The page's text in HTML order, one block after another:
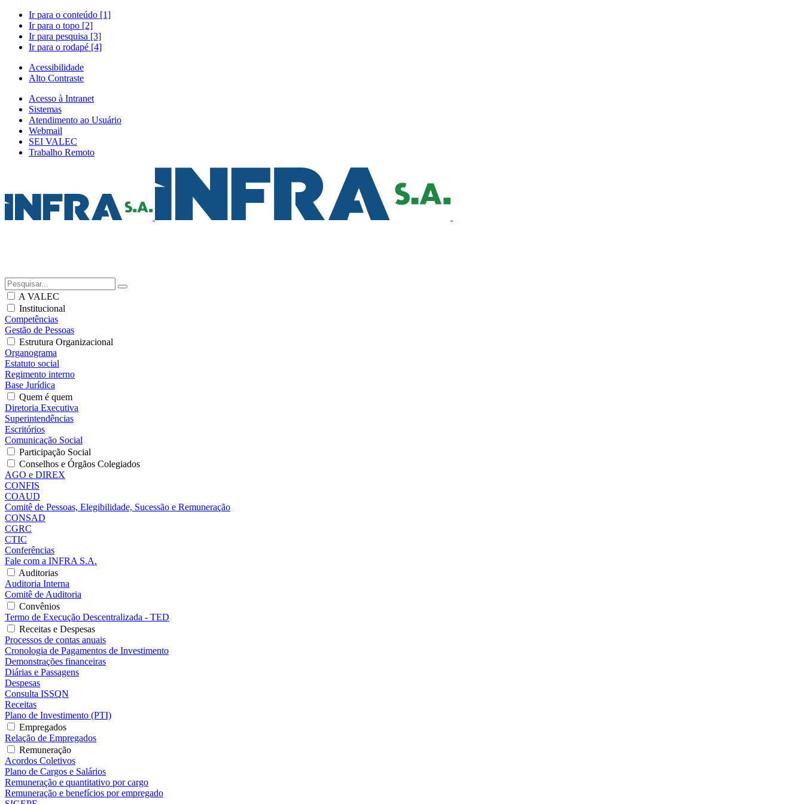
Ir para o conteúdo [1]
Ir para o topo [2]
Ir para pesquisa [3]
Ir para o rodapé [4]
Acessibilidade
Alto Contraste
Acesso à Intranet
Sistemas
Atendimento ao Usuário
Webmail
SEI VALEC
Trabalho Remoto
A VALEC
Institucional
Competências
Gestão de Pessoas
Estrutura Organizacional
Organograma
Estatuto social
Regimento interno
Base Jurídica
Quem é quem
Diretoria Executiva
Superintendências
Escritórios
Comunicação Social
Participação Social
Conselhos e Órgãos Colegiados
AGO e DIREX
CONFIS
COAUD
Comitê de Pessoas, Elegibilidade, Sucessão e Remuneração
CONSAD
CGRC
CTIC
Conferências
Fale com a INFRA S.A.
Auditorias
Auditoria Interna
Comitê de Auditoria
Convênios
Termo de Execução Descentralizada - TED
Receitas e Despesas
Processos de contas anuais
Cronologia de Pagamentos de Investimento
Demonstrações financeiras
Diárias e Passagens
Despesas
Consulta ISSQN
Receitas
Plano de Investimento (PTI)
Empregados
Relação de Empregados
Remuneração
Acordos Coletivos
Plano de Cargos e Salários
Remuneração e quantitativo por cargo
Remuneração e benefícios por empregado